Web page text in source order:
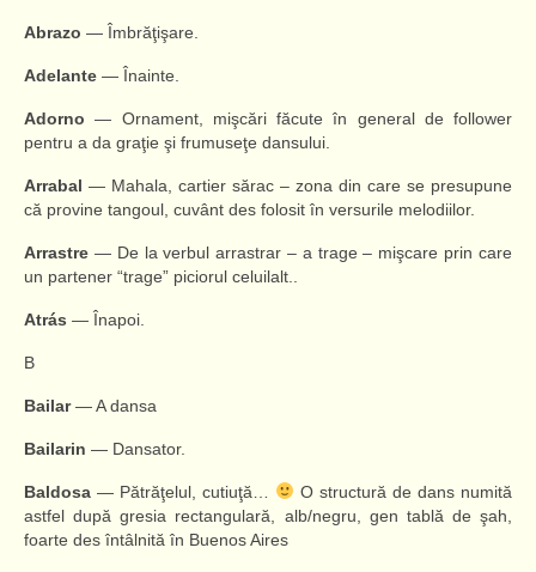
Abrazo — Îmbrăţişare.
Adelante — Înainte.
Adorno — Ornament, mişcări făcute în general de follower
pentru a da graţie şi frumuseţe dansului.
Arrabal — Mahala, cartier sărac – zona din care se presupune
că provine tangoul, cuvânt des folosit în versurile melodiilor.
Arrastre — De la verbul arrastrar – a trage – mişcare prin care
un partener “trage” piciorul celuilalt..
Atrás — Înapoi.
B
Bailar— A dansa
Bailarin — Dansator.
Baldosa — Pătrăţelul, cutiuţă…
O structură de dans numită
astfel după gresia rectangulară, alb/negru, gen tablă de şah,
foarte des întâlnită în Buenos Aires